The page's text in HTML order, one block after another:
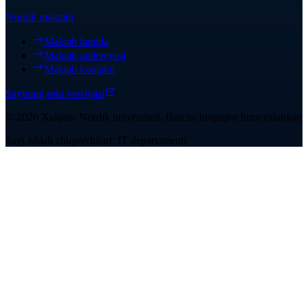
Nordik maktabi
Maktab haqida
Maktab gallereyasi
Maktab kontakti
Saytning eski versiyasi
© 2026 Xalqaro Nordik universiteti. Barcha huquqlar himoyalangan
Sayt ishlab chiquvchilari: IT departamenti